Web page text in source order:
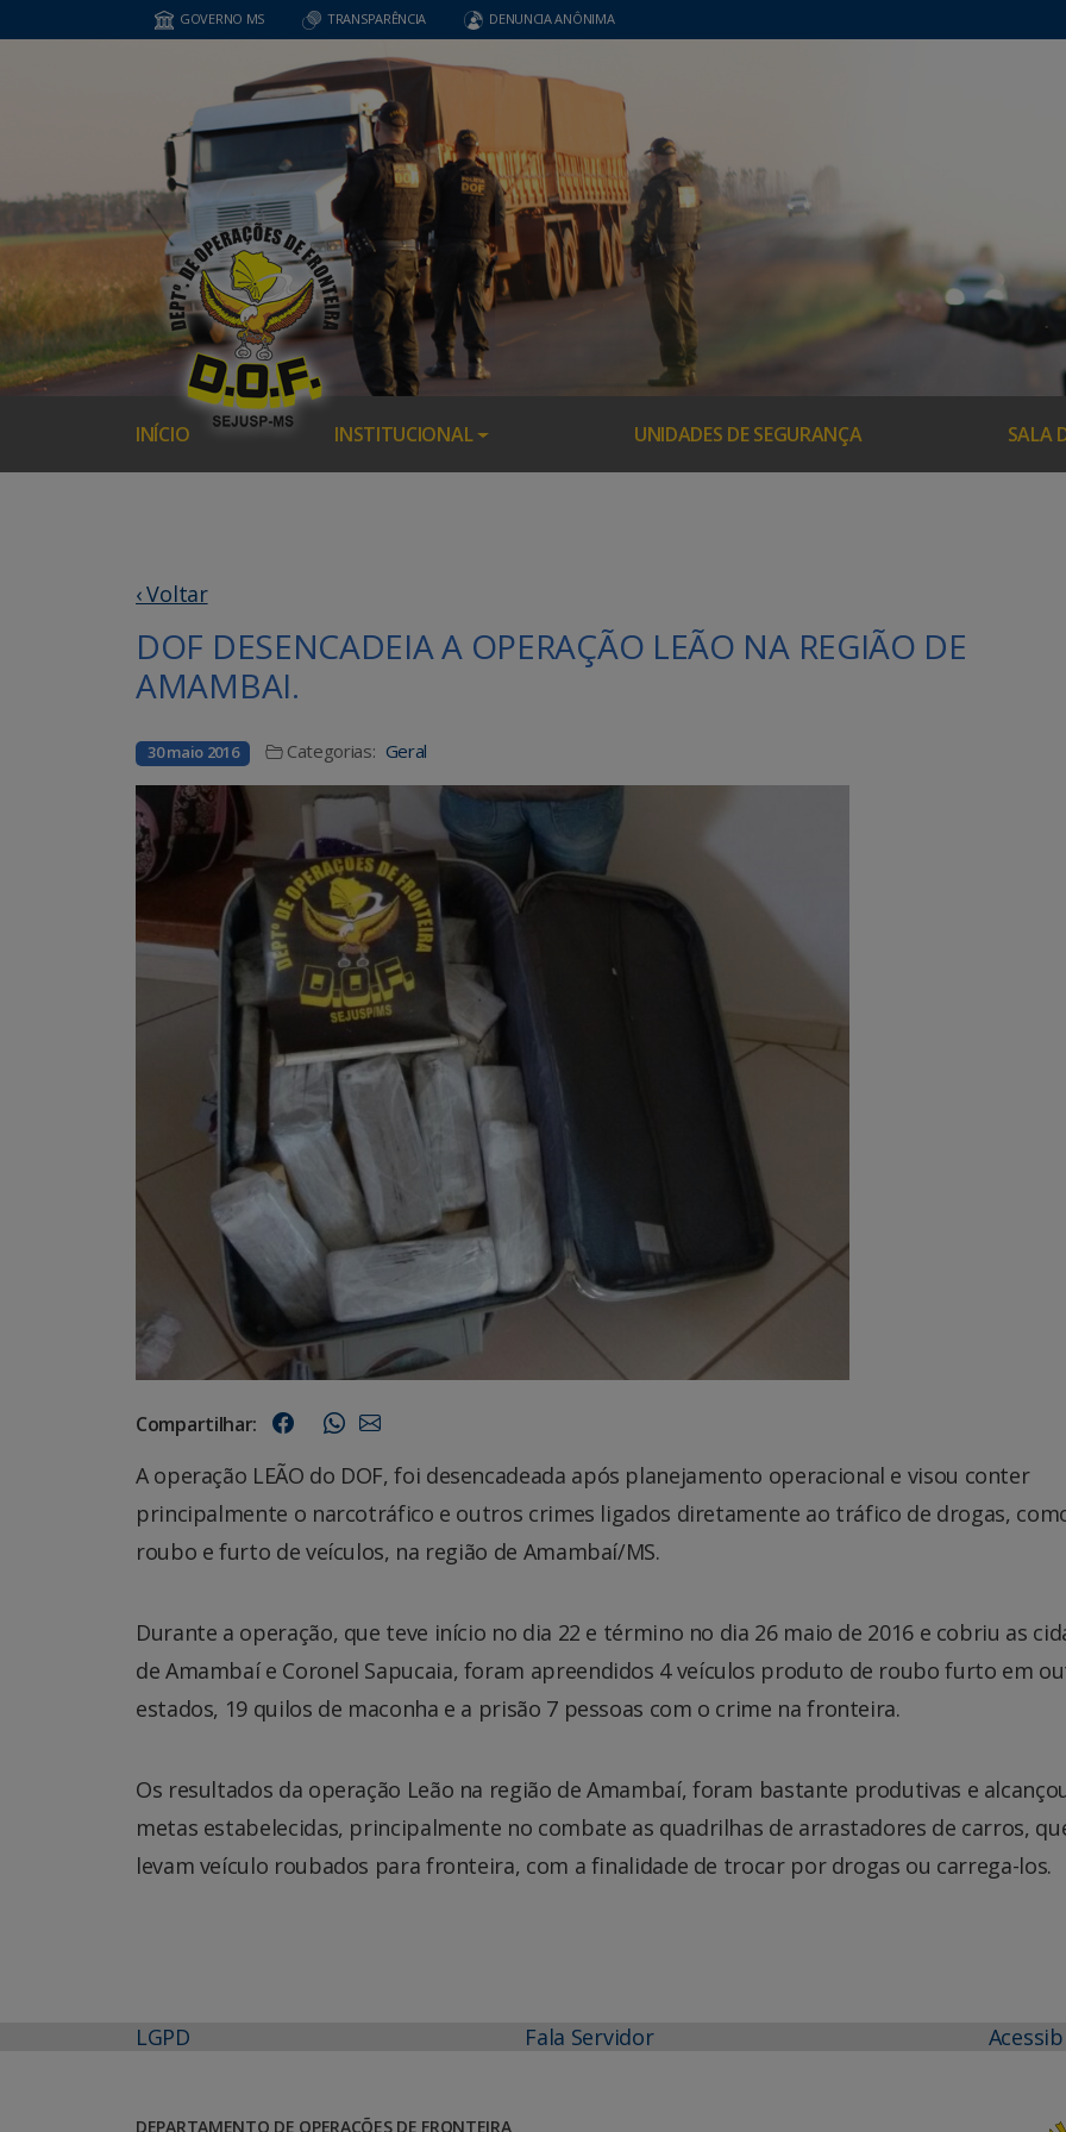
GOVERNO MS TRANSPARÊNCIA DENUNCIA ANÔNIMA
INÍCIO INSTITUCIONAL UNIDADES DE SEGURANÇA SALA
‹ Voltar
DOF DESENCADEIA A OPERAÇÃO LEÃO NA REGIÃO DE
AMAMBAI.
30 maio 2016 Categorias: Geral
Compartilhar:
A operação LEÃO do DOF, foi desencadeada após planejamento operacional e visou conter
principalmente o narcotráfico e outros crimes ligados diretamente ao tráfico de drogas,
roubo e furto de veículos, na região de Amambaí/MS.
Durante a operação, que teve início no dia 22 e término no dia 26 maio de 2016 e cobriu as
de Amambaí e Coronel Sapucaia, foram apreendidos 4 veículos produto de roubo furto em
estados, 19 quilos de maconha e a prisão 7 pessoas com o crime na fronteira.
Os resultados da operação Leão na região de Amambaí, foram bastante produtivas e
metas estabelecidas, principalmente no combate as quadrilhas de arrastadores de carros,
levam veículo roubados para fronteira, com a finalidade de trocar por drogas ou carrega-los.
LGPD Fala Servidor
DEPARTAMENTO DE OPERAÇÕES DE FRONTEIRA